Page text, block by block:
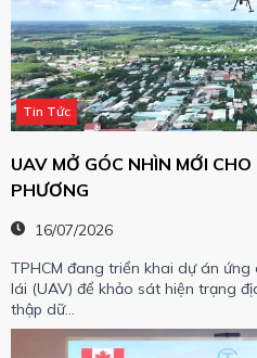
Tin Tức
UAV MỞ GÓC NHÌN MỚI
PHƯƠNG
16/07/2026
TPHCM đang triển khai dự án
lái (UAV) để khảo sát hiện trạng
thập dữ…